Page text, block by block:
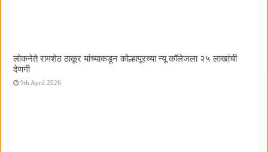
लोकनेते रामशेठ ठाकूर यांच्याकडून कोल्हापूरच्या न्यू कॉलेजला २५ लाखांची
देणगी
9th April 2026